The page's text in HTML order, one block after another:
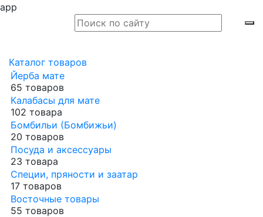
app
Каталог товаров
Йерба мате
65 товаров
Калабасы для мате
102 товара
Бомбильи (Бомбижьи)
20 товаров
Посуда и аксессуары
23 товара
Специи, пряности и заатар
17 товаров
Восточные товары
55 товаров